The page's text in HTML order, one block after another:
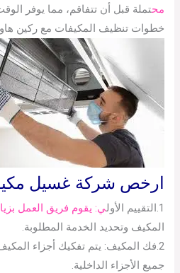
محتملة قبل أن تتفاقم، مما يوفر
خطوات تنظيف المكيفات مع ركين
ارخص شركة غسيل
1.التقييم الأول ي: يقوم فريق العمل
المكيف وتحديد الخدمة المطلوبة.
2.فك المكيف: يتم تفكيك أجزاء
جميع الأجزاء الداخلية.